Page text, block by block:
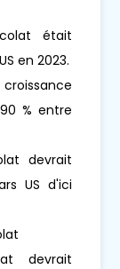
était
en 2023.
% entre
devrait
US d'ici
devrait